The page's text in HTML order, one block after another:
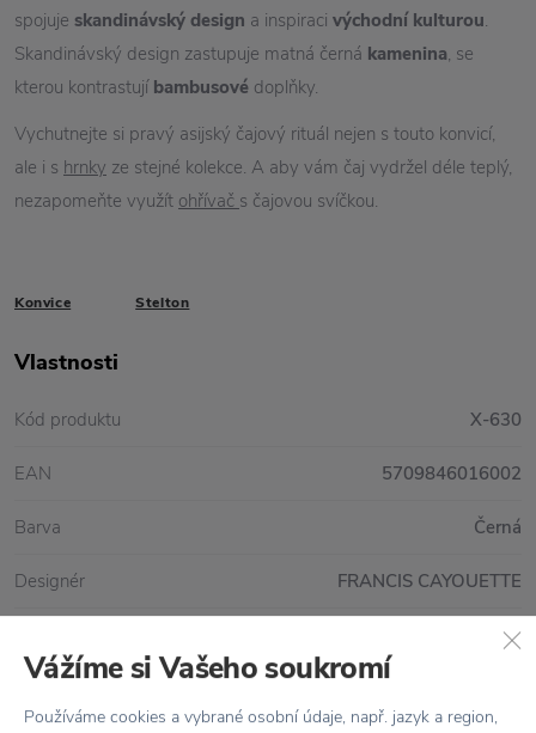
spojuje skandinávský design a inspiraci východní kulturou.
Skandinávský design zastupuje matná černá kamenina, se
kterou kontrastují bambusové doplňky.
Vychutnejte si pravý asijský čajový rituál nejen s touto konvicí,
ale i s hrnky ze stejné kolekce. A aby vám čaj vydržel déle teplý,
nezapomeňte využít ohřívač s čajovou svíčkou.
Konvice Stelton
Vlastnosti
Kód produktu X-630
EAN 5709846016002
Barva Černá
Designér FRANCIS CAYOUETTE
Nordic
Vážíme si Vašeho soukromí
Používáme cookies a vybrané osobní údaje, např. jazyk a region,